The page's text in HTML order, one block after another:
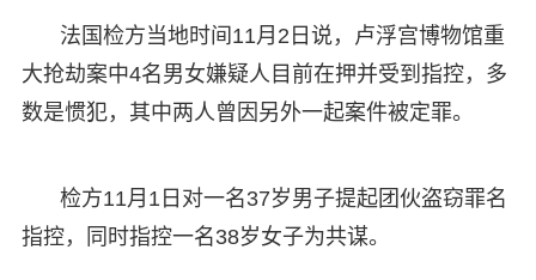
法国检方当地时间11月2日说，卢浮宫博物馆重
大抢劫案中4名男女嫌疑人目前在押并受到指控，多
数是惯犯，其中两人曾因另外一起案件被定罪。
检方11月1日对一名37岁男子提起团伙盗窃罪名
指控，同时指控一名38岁女子为共谋。